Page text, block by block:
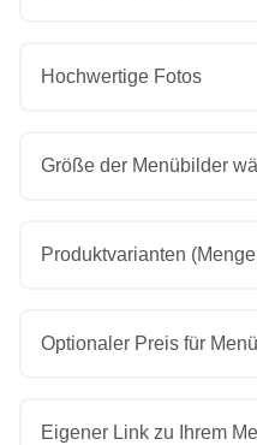
Hochwertige Fotos
Größe der Menübilder
Produktvarianten
Optionaler Preis für
Eigener Link zu Ihrem